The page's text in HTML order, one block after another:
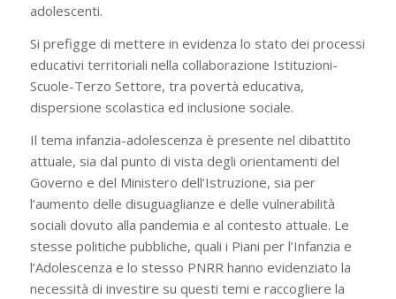
adolescenti.
Si prefigge di mettere in evidenza lo stato dei processi
educativi territoriali nella collaborazione Istituzioni-
Scuole-Terzo Settore, tra povertà educativa,
dispersione scolastica ed inclusione sociale.
Il tema infanzia-adolescenza è presente nel dibattito
attuale, sia dal punto di vista degli orientamenti del
Governo e del Ministero dell’Istruzione, sia per
l’aumento delle disuguaglianze e delle vulnerabilità
sociali dovuto alla pandemia e al contesto attuale. Le
stesse politiche pubbliche, quali i Piani per l’Infanzia e
l’Adolescenza e lo stesso PNRR hanno evidenziato la
necessità di investire su questi temi e raccogliere la